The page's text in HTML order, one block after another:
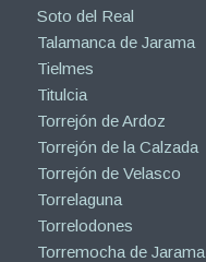
Soto del Real
Talamanca de Jarama
Tielmes
Titulcia
Torrejón de Ardoz
Torrejón de la Calzada
Torrejón de Velasco
Torrelaguna
Torrelodones
Torremocha de Jarama